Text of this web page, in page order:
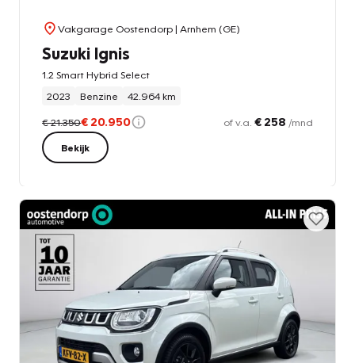
Vakgarage Oostendorp| Arnhem (GE)
Suzuki Ignis
1.2 Smart Hybrid Select
2023
Benzine 42.964 km
€ 21.350€ 20.950 of v.a. € 258 /mnd
Bekijk